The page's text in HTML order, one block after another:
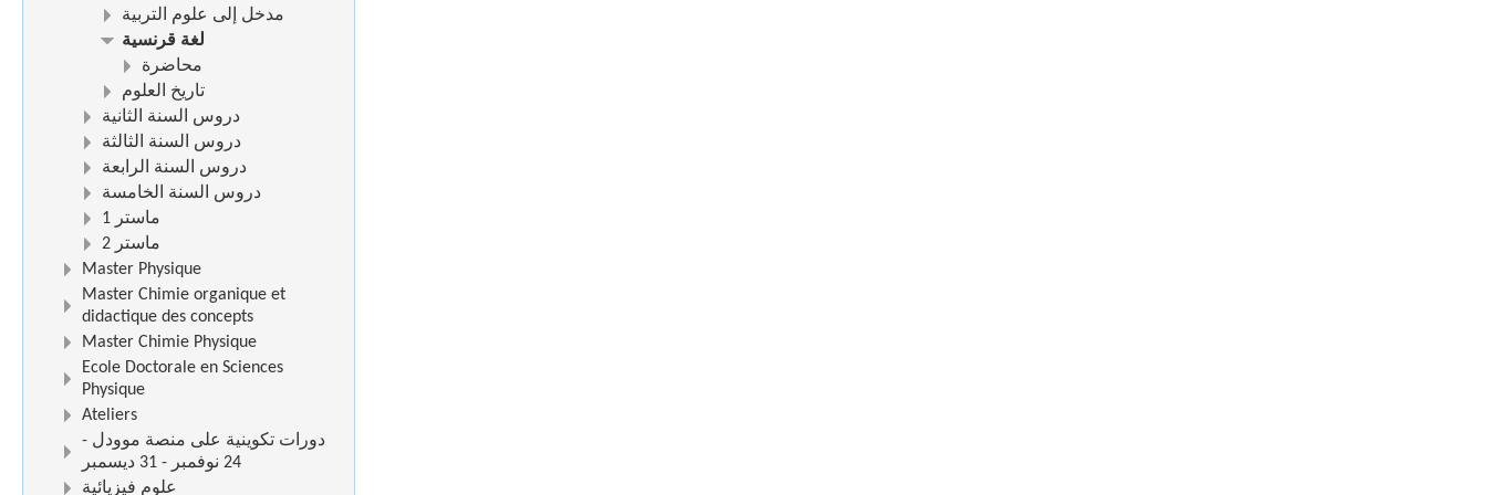
مدخل إلى علوم التربية
لغة قرنسية
محاضرة
تاريخ العلوم
دروس السنة الثانية
دروس السنة الثالثة
دروس السنة الرابعة
دروس السنة الخامسة
ماستر 1
ماستر 2
Master Physique
Master Chimie organique et
didactique des concepts
Master Chimie Physique
Ecole Doctorale en Sciences
Physique
Ateliers
دورات تكوينية على منصة موودل -
24 نوفمبر - 31 ديسمبر
علوم فيزيائية